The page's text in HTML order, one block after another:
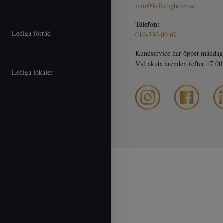
Lediga förråd
Lediga lokaler
info@k-fastigheter.se
Telefon:
010-330 00 69
Kundservice har öppet
Vid akuta ärenden (efter